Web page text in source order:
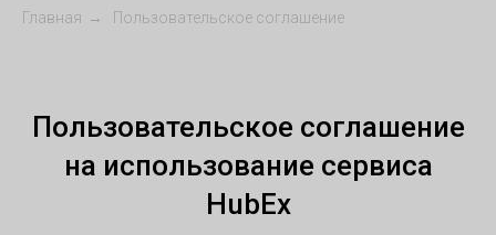
Главная → Пользовательское соглашение
Пользовательское соглашение
на использование сервиса
HubEx